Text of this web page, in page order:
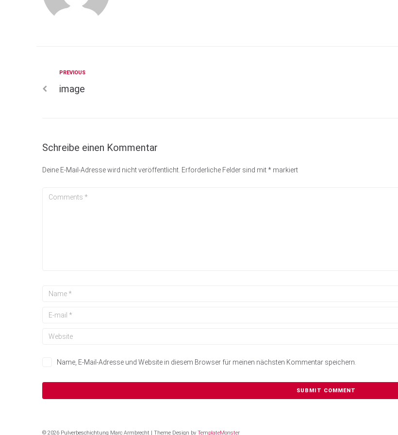
Beitragsnavigation
Previous
PREVIOUS
image
Schreibe einen Kommentar
Deine E-Mail-Adresse wird nicht veröffentlicht. Erforderliche Felder sind mit* markiert
Name, E-Mail-Adresse und Website in diesem Browser für meinen nächsten Kommentar speichern.
© 2026 Pulverbeschichtung Marc Armbrecht | Theme Design by TemplateMonster